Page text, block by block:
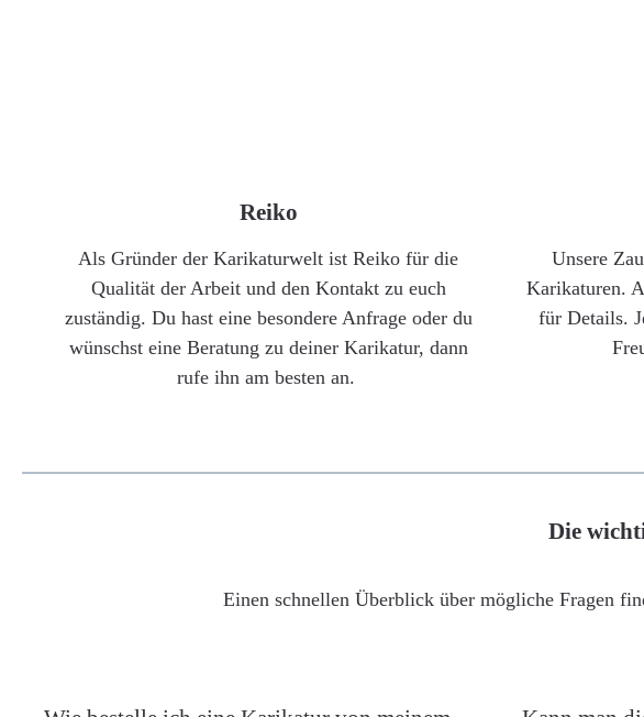
Reiko
Als Gründer der Karikaturwelt ist Reiko für die
Qualität der Arbeit und den Kontakt zu euch
zuständig. Du hast eine besondere Anfrage oder du
wünschst eine Beratung zu deiner Karikatur, dann
rufe ihn am besten an.
Unsere
Karikaturen.
für Details.
Die
Einen schnellen Überblick über mögliche Fragen